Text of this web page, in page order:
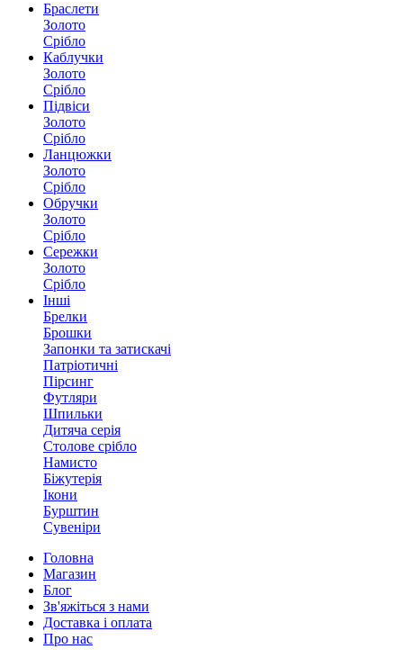
Браслети
Золото
Срібло
Каблучки
Золото
Срібло
Підвіси
Золото
Срібло
Ланцюжки
Золото
Срібло
Обручки
Золото
Срібло
Сережки
Золото
Срібло
Інші
Брелки
Брошки
Запонки та затискачі
Патріотичні
Пірсинг
Футляри
Шпильки
Дитяча серія
Столове срібло
Намисто
Біжутерія
Ікони
Бурштин
Сувеніри
Головна
Магазин
Блог
Зв'яжіться з нами
Доставка і оплата
Про нас